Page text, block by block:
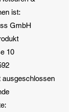
ist:
GmbH
10
ausgeschlossen